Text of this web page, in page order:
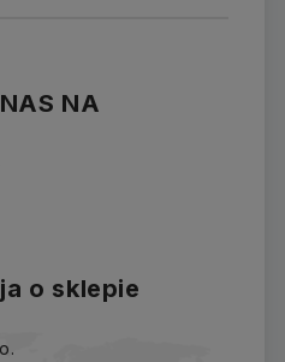
NA
o sklepie